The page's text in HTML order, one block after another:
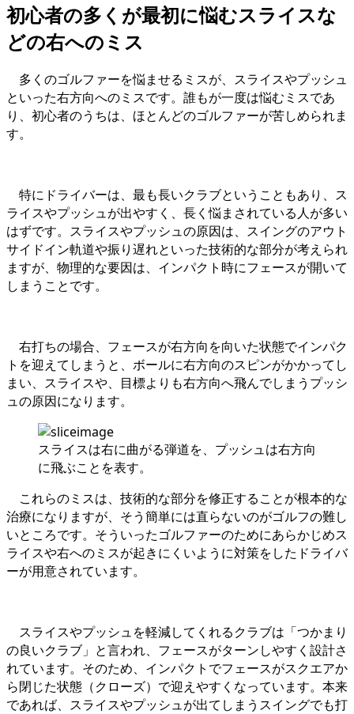
初心者の多くが最初に悩むスライスな
どの右へのミス
多くのゴルファーを悩ませるミスが、スライスやプッシュ
といった右方向へのミスです。誰もが一度は悩むミスであ
り、初心者のうちは、ほとんどのゴルファーが苦しめられま
す。
特にドライバーは、最も長いクラブということもあり、ス
ライスやプッシュが出やすく、長く悩まされている人が多い
はずです。スライスやプッシュの原因は、スイングのアウト
サイドイン軌道や振り遅れといった技術的な部分が考えられ
ますが、物理的な要因は、インパクト時にフェースが開いて
しまうことです。
右打ちの場合、フェースが右方向を向いた状態でインパク
トを迎えてしまうと、ボールに右方向のスピンがかかってし
まい、スライスや、目標よりも右方向へ飛んでしまうプッシ
ュの原因になります。
スライスは右に曲がる弾道を、プッシュは右方向
に飛ぶことを表す。
これらのミスは、技術的な部分を修正することが根本的な
治療になりますが、そう簡単には直らないのがゴルフの難し
いところです。そういったゴルファーのためにあらかじめス
ライスや右へのミスが起きにくいように対策をしたドライバ
ーが用意されています。
スライスやプッシュを軽減してくれるクラブは「つかまり
の良いクラブ」と言われ、フェースがターンしやすく設計さ
れています。そのため、インパクトでフェースがスクエアか
ら閉じた状態（クローズ）で迎えやすくなっています。本来
であれば、スライスやプッシュが出てしまうスイングでも打